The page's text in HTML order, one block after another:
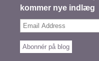
kommer nye indlæg
Email
Abonnér på blog